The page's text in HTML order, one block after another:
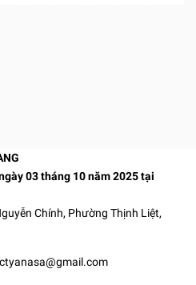
03 tháng 10 năm 2025 tại
Chính, Phường Thịnh Liệt,
ctyanasa@gmail.com